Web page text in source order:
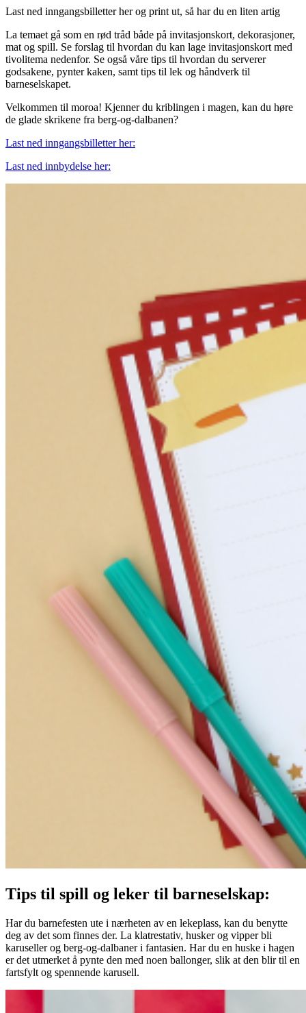
Last ned inngangsbilletter her og print ut, så har du en liten artig
La temaet gå som en rød tråd både på invitasjonskort, dekorasjoner,
mat og spill. Se forslag til hvordan du kan lage invitasjonskort med
tivolitema nedenfor. Se også våre tips til hvordan du serverer
godsakene, pynter kaken, samt tips til lek og håndverk til
barneselskapet.
Velkommen til moroa! Kjenner du kriblingen i magen, kan du høre
de glade skrikene fra berg-og-dalbanen?
Last ned inngangsbilletter her:
Last ned innbydelse her:
Tips til spill og leker til barneselskap:
Har du barnefesten ute i nærheten av en lekeplass, kan du benytte
deg av det som finnes der. La klatrestativ, husker og vipper bli
karuseller og berg-og-dalbaner i fantasien. Har du en huske i hagen
er det utmerket å pynte den med noen ballonger, slik at den blir til en
fartsfylt og spennende karusell.